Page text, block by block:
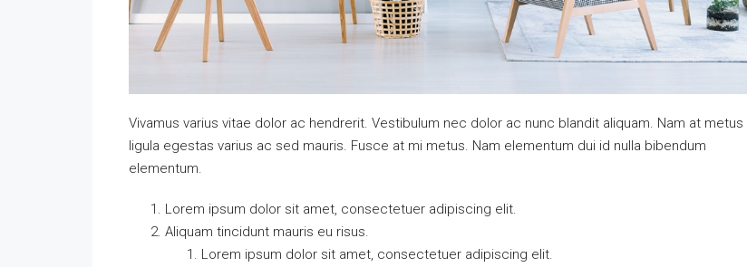
Vivamus varius vitae dolor ac hendrerit. Vestibulum nec dolor ac nunc blandit aliquam. Nam at metus
ligula egestas varius ac sed mauris. Fusce at mi metus. Nam elementum dui id nulla bibendum
elementum.
Lorem ipsum dolor sit amet, consectetuer adipiscing elit.
Aliquam tincidunt mauris eu risus.
Lorem ipsum dolor sit amet, consectetuer adipiscing elit.